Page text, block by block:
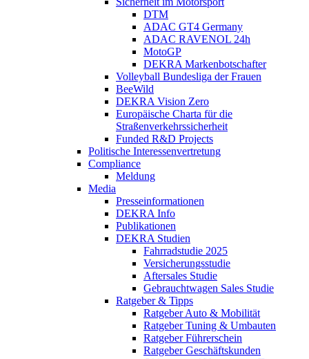
DTM
ADAC GT4 Germany
ADAC RAVENOL 24h
MotoGP
DEKRA Markenbotschafter
Volleyball Bundesliga der Frauen
BeeWild
DEKRA Vision Zero
Europäische Charta für die
Straßenverkehrssicherheit
Funded R&D Projects
Politische Interessenvertretung
Compliance
Meldung
Media
Presseinformationen
DEKRA Info
Publikationen
DEKRA Studien
Fahrradstudie 2025
Versicherungsstudie
Aftersales Studie
Gebrauchtwagen Sales Studie
Ratgeber & Tipps
Ratgeber Auto & Mobilität
Ratgeber Tuning & Umbauten
Ratgeber Führerschein
Ratgeber Geschäftskunden